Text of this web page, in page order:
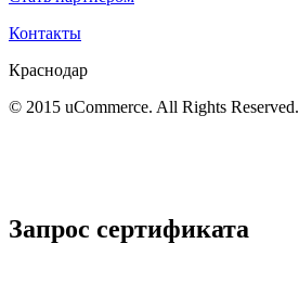
Контакты
Краснодар
© 2015 uCommerce. All Rights Reserved.
Запрос сертификата